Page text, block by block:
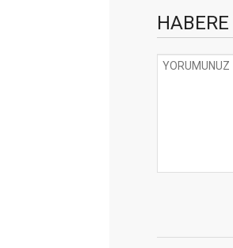
HABERE